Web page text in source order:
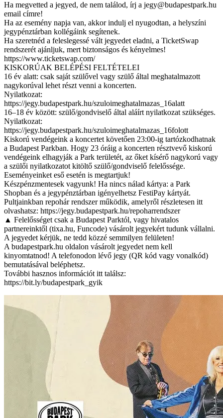
Ha megvetted a jegyed, de nem találod, írj a jegy@budapestpark.hu
email címre!
Ha az esemény napja van, akkor indulj el nyugodtan, a helyszíni
jegypénztárban kollégáink segítenek.
Ha szeretnéd a feleslegessé vált jegyedet eladni, a TicketSwap
rendszerét ajánljuk, mert biztonságos és kényelmes!
https://www.ticketswap.com/
KISKORÚAK BELÉPÉSI FELTÉTELEI
16 év alatt: csak saját szülővel vagy szülő által meghatalmazott
nagykorúval lehet részt venni a koncerten.
Nyilatkozat:
https://jegy.budapestpark.hu/szuloimeghatalmazas_16alatt
16–18 év között: szülő/gondviselő által aláírt nyilatkozat szükséges.
Nyilatkozat:
https://jegy.budapestpark.hu/szuloimeghatalmazas_16folott
Kiskorú vendégeink a koncertet követően 23:00-ig tartózkodhatnak
a Budapest Parkban. Hogy 23 óráig a koncerten résztvevő kiskorú
vendégeink elhagyják a Park területét, az őket kísérő nagykorú vagy
a szülői nyilatkozatot kitöltő szülő/gondviselő felelőssége.
Eseményeinket eső esetén is megtartjuk!
Készpénzmentesek vagyunk! Ha nincs nálad kártya: a Park
Shopban és a jegypénztárban igényelhetsz FestiPay kártyát.
Pultjainkban repohár rendszer működik, amelyről részletesen itt
olvashatsz: https://jegy.budapestpark.hu/repoharrendszer
▲ Felelősséget csak a Budapest Parktól, vagy hivatalos
partnereinktől (tixa.hu, Funcode) vásárolt jegyekért tudunk vállalni.
A jegyedet kérjük, ne tedd közzé semmilyen felületen!
A budapestpark.hu oldalon vásárolt jegyedet nem kell
kinyomtatnod! A telefonodon lévő jegy (QR kód vagy vonalkód)
bemutatásával beléphetsz.
További hasznos információt itt találsz:
https://bit.ly/budapestpark_gyik